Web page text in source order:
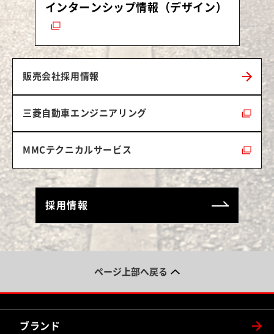
インターンシップ情報（デザイン） （別ウ
販売会社採用情報
三菱自動車エンジニアリング
（別ウィンドウで開く）
MMCテクニカルサービス
（別ウィンドウで開く）
採用情報
ページ上部へ戻る
ブランド